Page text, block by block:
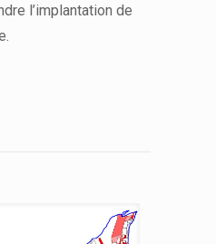
l’implantation de